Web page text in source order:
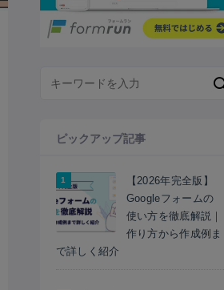
ピックアップ記事
【2026年完全版】
Googleフォームの
使い方を徹底解説｜
作り方から作成例ま
で詳しく紹介